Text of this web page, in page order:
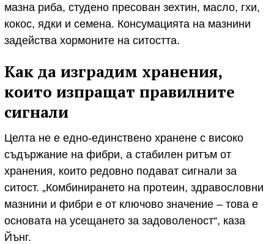
мазна риба, студено пресован зехтин, масло, гхи,
кокос, ядки и семена. Консумацията на мазнини
задейства хормоните на ситостта.
Как да изградим хранения,
които изпращат правилните
сигнали
Целта не е едно-единствено хранене с високо
съдържание на фибри, а стабилен ритъм от
хранения, които редовно подават сигнали за
ситост. „Комбинирането на протеин, здравословни
мазнини и фибри е от ключово значение – това е
основата на усещането за задоволеност“, каза
Йънг.